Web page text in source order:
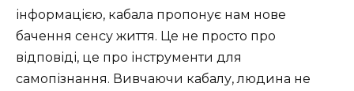
інформацією, кабала пропонує нам нове
бачення сенсу життя. Це не просто про
відповіді, це про інструменти для
самопізнання. Вивчаючи кабалу, людина не